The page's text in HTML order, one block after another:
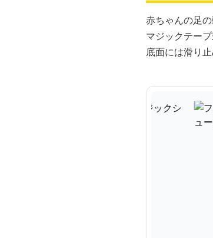
赤ちゃんの足
マジックテー
底面には滑り